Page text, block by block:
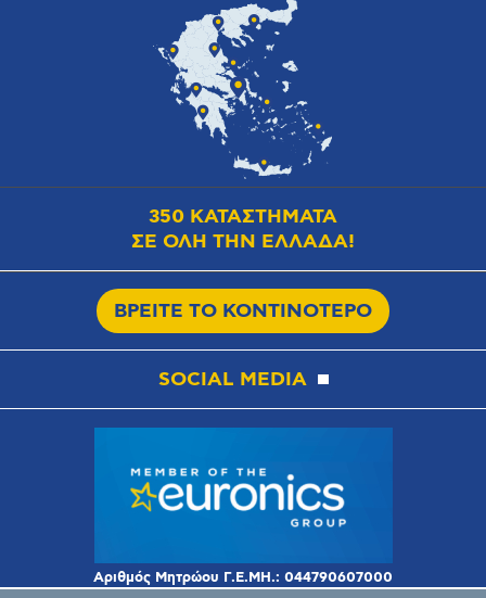
350 ΚΑΤΑΣΤΗΜΑΤΑ
ΣΕ ΟΛΗ ΤΗΝ ΕΛΛΑΔΑ!
ΒΡΕΙΤΕ ΤΟ ΚΟΝΤΙΝΟΤΕΡΟ
SOCIAL MEDIA